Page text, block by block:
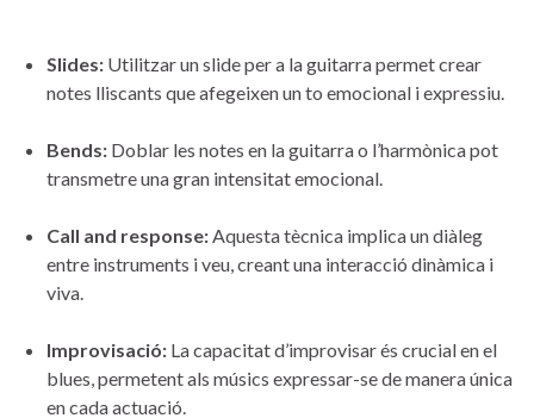
Slides: Utilitzar‍ un slide per a la​ guitarra ‌permet crear​
notes⁤ lliscants ⁤que afegeixen un to ‍emocional ‍i​ expressiu.
Bends: Doblar⁣ les​ notes ⁣en la ​guitarra o l’harmònica ⁢pot
transmetre ⁢una gran intensitat emocional.
Call and response:Aquesta tècnica implica un diàleg
entre instruments i veu, creant una interacció ‌dinàmica‍ i
viva.
Improvisació: La​ capacitat ⁢d’improvisar és crucial ‍en el
blues, permetent als músics expressar-se de manera única
en cada actuació.